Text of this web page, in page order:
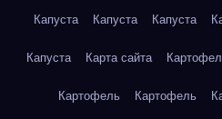
Капуста Капуста Капуста
Капуста Карта сайта
Картофель Картофель